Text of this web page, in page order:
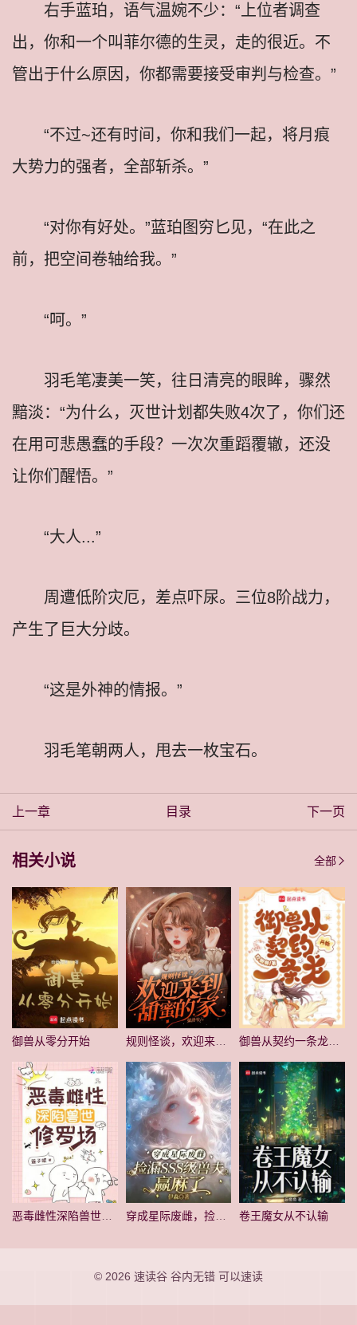
右手蓝珀，语气温婉不少：“上位者调查
出，你和一个叫菲尔德的生灵，走的很近。不
管出于什么原因，你都需要接受审判与检查。”
“不过~还有时间，你和我们一起，将月痕
大势力的强者，全部斩杀。”
“对你有好处。”蓝珀图穷匕见，“在此之
前，把空间卷轴给我。”
“呵。”
羽毛笔凄美一笑，往日清亮的眼眸，骤然
黯淡：“为什么，灭世计划都失败4次了，你们还
在用可悲愚蠢的手段？一次次重蹈覆辙，还没
让你们醒悟。”
“大人...”
周遭低阶灾厄，差点吓尿。三位8阶战力，
产生了巨大分歧。
“这是外神的情报。”
羽毛笔朝两人，甩去一枚宝石。
上一章 目录 下一页
相关小说 全部
御兽从零分开始 规则怪谈，欢迎来到甜蜜的家
穿成星际废雌，捡漏SSS级兽夫赢麻了 卷王魔女从不认输
© 2026 速读谷 谷内无错 可以速读